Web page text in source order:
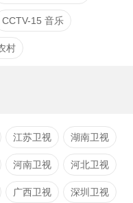
CCTV-15 音乐
村
江苏卫视 湖南卫视
河南卫视 河北卫视
广西卫视 深圳卫视